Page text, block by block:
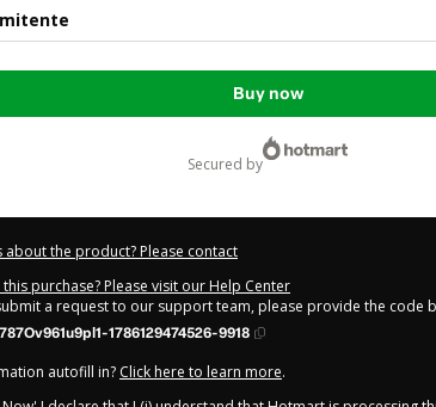
Buy now
secured by
about the product? Please contact
purchase? Please visit our Help Center
a request to our support team, please provide the code
1786129474526-9918
autofill in? Click here to learn more.